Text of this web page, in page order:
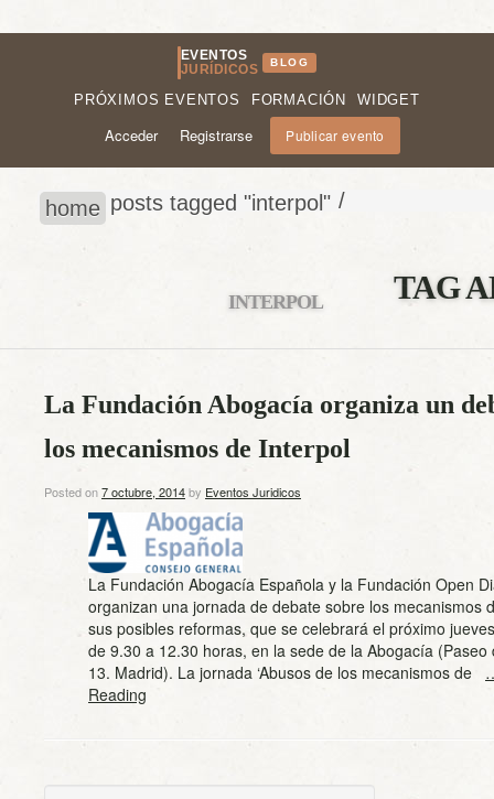
EVENTOS
JURÍDICOS
BLOG
PRÓXIMOS EVENTOS FORMACIÓN WIDGET
Acceder Registrarse Publicar evento
home /
posts tagged "interpol"
TAG
INTERPOL
La Fundación Abogacía organiza un
los mecanismos de Interpol
Posted on7 octubre, 2014by Eventos Juridicos
La Fundación Abogacía Española y la Fundación Open
organizan una jornada de debate sobre los mecanismos
sus posibles reformas, que se celebrará el próximo
de 9.30 a 12.30 horas, en la sede de la Abogacía (Paseo
13. Madrid). La jornada ‘Abusos de los mecanismos de
Reading